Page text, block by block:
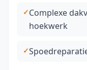
Complexe
hoekwerk